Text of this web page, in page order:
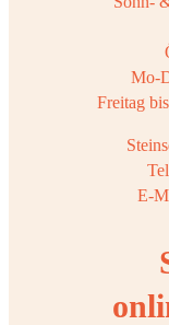
Mo-
Freitag
E-